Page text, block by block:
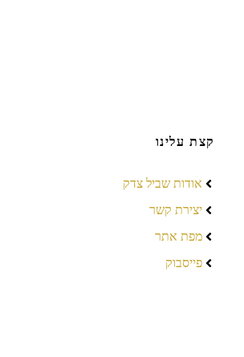
קצת עלינו
אודות שביל צדק
יצירת קשר
מפת אתר
פייסבוק